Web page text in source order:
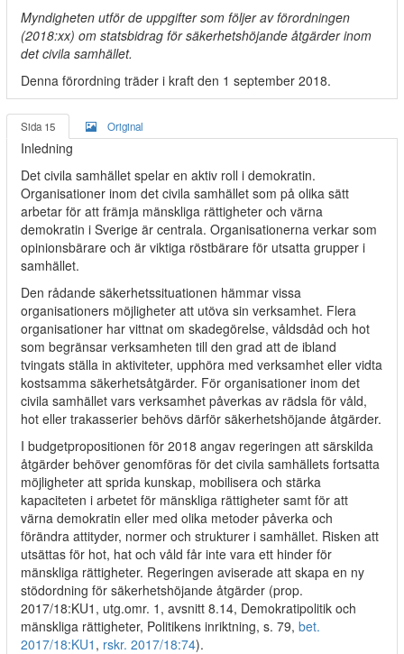
Myndigheten utför de uppgifter som följer av förordningen
(2018:xx) om statsbidrag för säkerhetshöjande åtgärder inom
det civila samhället.
Denna förordning träder i kraft den 1 september 2018.
Sida 15 Original
Inledning
Det civila samhället spelar en aktiv roll i demokratin.
Organisationer inom det civila samhället som på olika sätt
arbetar för att främja mänskliga rättigheter och värna
demokratin i Sverige är centrala. Organisationerna verkar som
opinionsbärare och är viktiga röstbärare för utsatta grupper i
samhället.
Den rådande säkerhetssituationen hämmar vissa
organisationers möjligheter att utöva sin verksamhet. Flera
organisationer har vittnat om skadegörelse, våldsdåd och hot
som begränsar verksamheten till den grad att de ibland
tvingats ställa in aktiviteter, upphöra med verksamhet eller vidta
kostsamma säkerhetsåtgärder. För organisationer inom det
civila samhället vars verksamhet påverkas av rädsla för våld,
hot eller trakasserier behövs därför säkerhetshöjande åtgärder.
I budgetpropositionen för 2018 angav regeringen att särskilda
åtgärder behöver genomföras för det civila samhällets fortsatta
möjligheter att sprida kunskap, mobilisera och stärka
kapaciteten i arbetet för mänskliga rättigheter samt för att
värna demokratin eller med olika metoder påverka och
förändra attityder, normer och strukturer i samhället. Risken att
utsättas för hot, hat och våld får inte vara ett hinder för
mänskliga rättigheter. Regeringen aviserade att skapa en ny
stödordning för säkerhetshöjande åtgärder (prop.
2017/18:KU1, utg.omr. 1, avsnitt 8.14, Demokratipolitik och
mänskliga rättigheter, Politikens inriktning, s. 79, bet.
2017/18:KU1 , rskr. 2017/18:74).